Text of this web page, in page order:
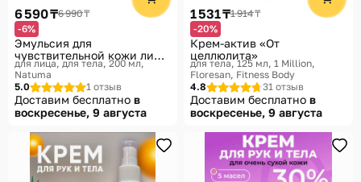
6 590 ₸6 990 ₸
-6%
Эмульсия для
чувствительной кожи лица
и тела
для лица, для тела, 200 мл
Natuma
5.0
1 отзыв
Доставим бесплатно в
воскресенье, 9 августа
1 531 ₸1 914 ₸
-20%
Крем-актив «От
целлюлита»
для тела, 125 мл, 1 Million
Floresan, Fitness Body
4.8
31 отзыв
Доставим бесплатно в
воскресенье, 9 августа